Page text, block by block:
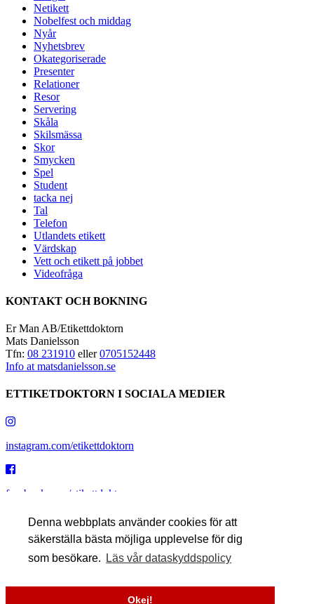
Denna webbplats använder cookies för att
säkerställa bästa möjliga upplevelse för dig
som besökare.
Läs vår dataskyddspolicy
Okej!
Netikett
Nobelfest och middag
Nyår
Nyhetsbrev
Okategoriserade
Presenter
Relationer
Resor
Servering
Skåla
Skilsmässa
Skor
Smycken
Spel
Student
tacka nej
Tal
Telefon
Utlandets etikett
Värdskap
Vett och etikett på jobbet
Videofråga
KONTAKT OCH BOKNING
Er Man AB/Etikettdoktorn
Mats Danielsson
Tfn: 08 231910 eller0705152448
Info at matsdanielsson.se
ETTIKETDOKTORN I SOCIALA MEDIER
instagram.com/etikettdoktorn
facebook.com/etikettdoktorn
youtube.com/etikettdoktorn
x.com/etikettdoktorn